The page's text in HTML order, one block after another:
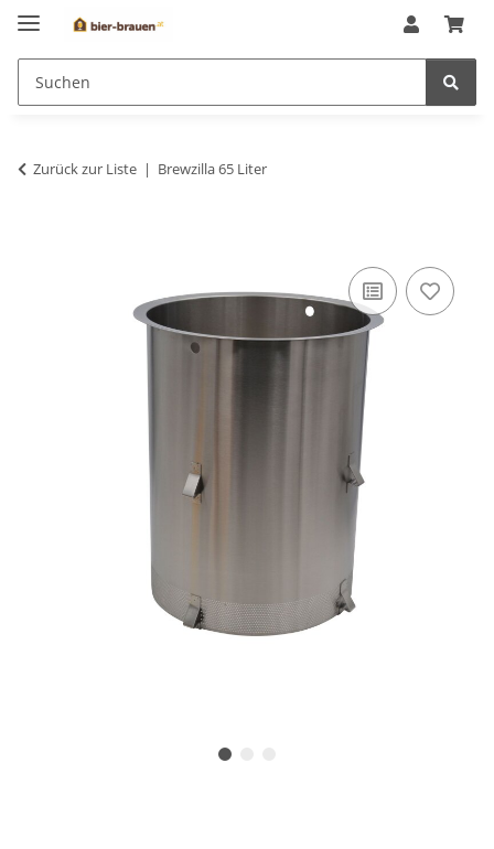
Zurück zur Liste Brewzilla 65 Liter